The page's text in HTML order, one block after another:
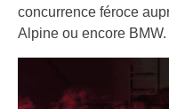
concurrence féroce
Alpine ou encore BMW.